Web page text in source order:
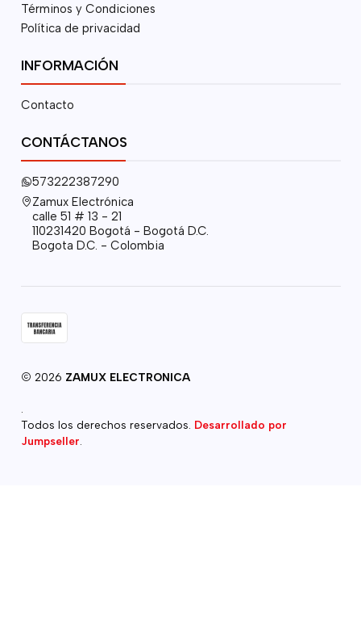
Términos y Condiciones
Política de privacidad
INFORMACIÓN
Contacto
CONTÁCTANOS
573222387290
Zamux Electrónica
calle 51 # 13 - 21
110231420 Bogotá - Bogotá D.C.
Bogota D.C. - Colombia
2026 ZAMUX ELECTRONICA
.
Todos los derechos reservados. Desarrollado por
Jumpseller.